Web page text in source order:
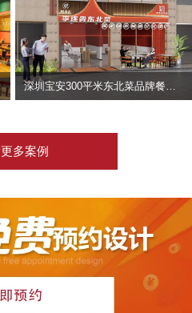
管
多案例